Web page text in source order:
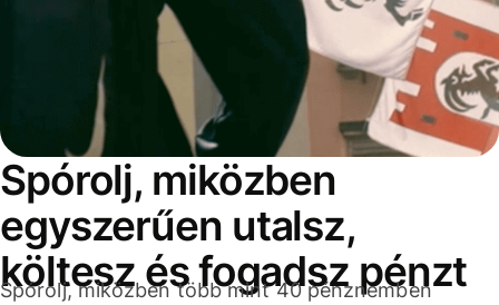
Spórolj, miközben
egyszerűen utalsz,
költesz és fogadsz pénzt
Spórolj, miközben több mint 40 pénznemben